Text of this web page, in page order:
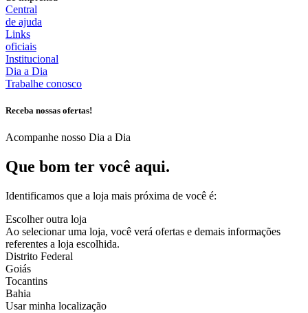
Central
de ajuda
Links
oficiais
Institucional
Dia a Dia
Trabalhe conosco
Receba nossas ofertas!
Acompanhe nosso Dia a Dia
Que bom ter você aqui.
Identificamos que a loja mais próxima de você é:
Escolher outra loja
Ao selecionar uma loja, você verá ofertas e demais informações
referentes a loja escolhida.
Distrito Federal
Goiás
Tocantins
Bahia
Usar minha localização